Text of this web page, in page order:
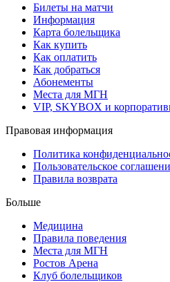
Билеты на матчи
Информация
Карта болельщика
Как купить
Как оплатить
Как добраться
Абонементы
Места для МГН
VIP, SKYBOX и
Правовая информация
Политика
Пользовательское
Правила возврата
Больше
Медицина
Правила поведения
Места для МГН
Ростов Арена
Клуб болельщиков